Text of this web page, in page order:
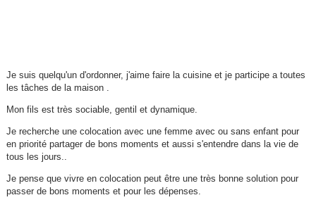
Je suis quelqu'un d'ordonner, j'aime faire la cuisine et je participe a toutes
les tâches de la maison .
Mon fils est très sociable, gentil et dynamique.
Je recherche une colocation avec une femme avec ou sans enfant pour
en priorité partager de bons moments et aussi s'entendre dans la vie de
tous les jours..
Je pense que vivre en colocation peut être une très bonne solution pour
passer de bons moments et pour les dépenses.